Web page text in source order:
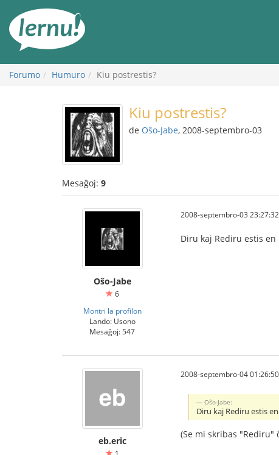
enhavo
Forumo Humuro Kiu postrestis?
Kiu postrestis?
de Oŝo-Jabe, 2008-septembro-03
Mesaĝoj: 9
Oŝo-Jabe
6
Montri la profilon
Lando: Usono
Mesaĝoj: 547
2008-septembro-03 23:27:32
Diru kaj Rediru estis
eb.eric
2008-septembro-04 01:26:50
Oŝo-Jabe:
Diru kaj Rediru estis
(Se mi skribas "Rediru"